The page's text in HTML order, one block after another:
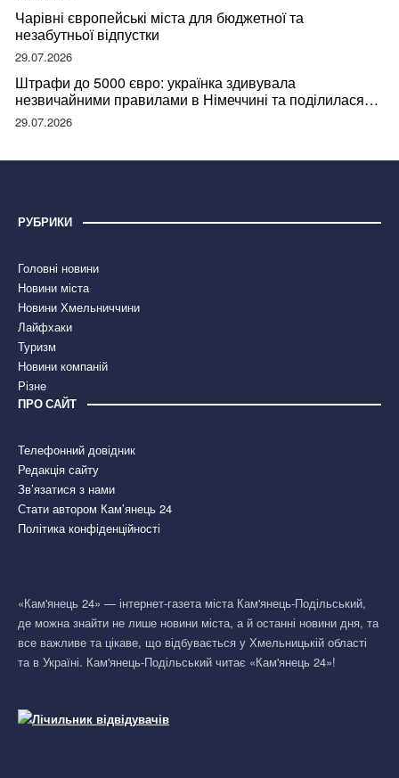
Чарівні європейські міста для бюджетної та
незабутньої відпустки
29.07.2026
Штрафи до 5000 євро: українка здивувала
незвичайними правилами в Німеччині та поділилася
правдою
29.07.2026
РУБРИКИ
Головні новини
Новини міста
Новини Хмельниччини
Лайфхаки
Туризм
Новини компаній
Різне
ПРО САЙТ
Телефонний довідник
Редакція сайту
Зв’язатися з нами
Стати автором Кам’янець 24
Політика конфіденційності
«Кам'янець 24» — інтернет-газета міста Кам'янець-Подільський,
де можна знайти не лише новини міста, а й останні новини дня, та
все важливе та цікаве, що відбувається у Хмельницькій області
та в Україні. Кам'янець-Подільський читає «Кам'янець 24»!